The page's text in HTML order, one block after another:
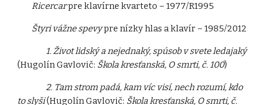
Ricercarpre klavírne kvarteto – 1977/R1995
Štyri vážne spevypre nízky hlas a klavír – 1985/2012
1. Život lidský a nejednaký, spúsob v svete ledajaký
(Hugolín Gavlovič: Škola kresťanská, O smrti, č. 100)
2. Tam strom padá, kam víc visí, nech rozumí, kdo
to slyši(Hugolín Gavlovič: Škola kresťanská, O smrti, č.